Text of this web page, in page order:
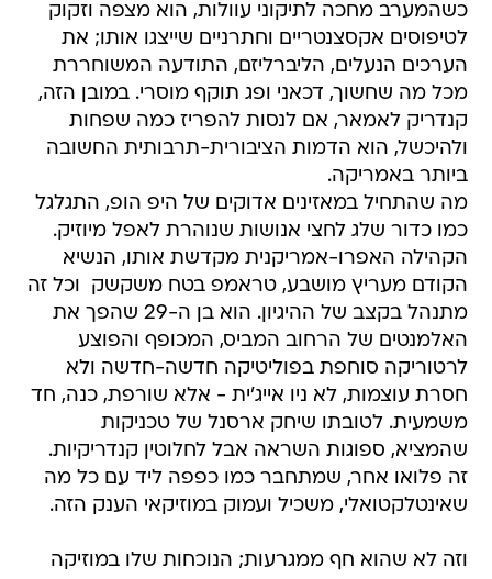
כשהמערב מחכה לתיקוני עוולות, הוא מצפה וזקוק
לטיפוסים אקסצנטריים וחתרניים שייצגו אותו; את
הערכים הנעלים, הליברליזם, התודעה המשוחררת
מכל מה שחשוך, דכאני ופג תוקף מוסרי. במובן הזה,
קנדריק לאמאר, אם לנסות להפריז כמה שפחות
ולהיכשל, הוא הדמות הציבורית-תרבותית החשובה
ביותר באמריקה.
מה שהתחיל במאזינים אדוקים של היפ הופ, התגלגל
כמו כדור שלג לחצי אנושות שנוהרת לאפל מיוזיק.
הקהילה האפרו-אמריקנית מקדשת אותו, הנשיא
הקודם מעריץ מושבע, טראמפ בטח משקשק  וכל זה
מתנהל בקצב של ההיגיון. הוא בן ה-29 שהפך את
האלמנטים של הרחוב המביס, המכופף והפוצע
לרטוריקה סוחפת בפוליטיקה חדשה-חדשה ולא
חסרת עוצמות, לא ניו אייג'ית - אלא שורפת, כנה, חד
משמעית. לטובתו שיחק ארסנל של טכניקות
שהמציא, ספוגות השראה אבל לחלוטין קנדריקיות.
זה פלואו אחר, שמתחבר כמו כפפה ליד עם כל מה
שאינטלקטואלי, משכיל ועמוק במוזיקאי הענק הזה.
וזה לא שהוא חף ממגרעות; הנוכחות שלו במוזיקה